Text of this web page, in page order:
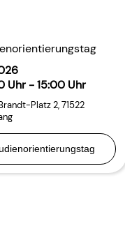
Uhr - 15:00 Uhr
Platz 2,71522